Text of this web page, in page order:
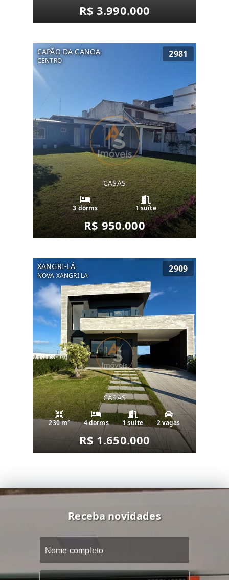
R$ 3.990.000
CAPÃO DA CANOA
CENTRO
2981
CASAS
3 dorms 1 suíte
R$ 950.000
XANGRI-LÁ
NOVA XANGRI LA
2909
CASAS
230 m² 4 dorms 1 suíte 2 vagas
R$ 1.650.000
Receba novidades